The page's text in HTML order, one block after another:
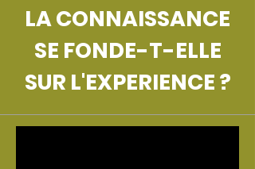
LA CONNAISSANCE
SE FONDE-T-ELLE
SUR L'EXPERIENCE ?